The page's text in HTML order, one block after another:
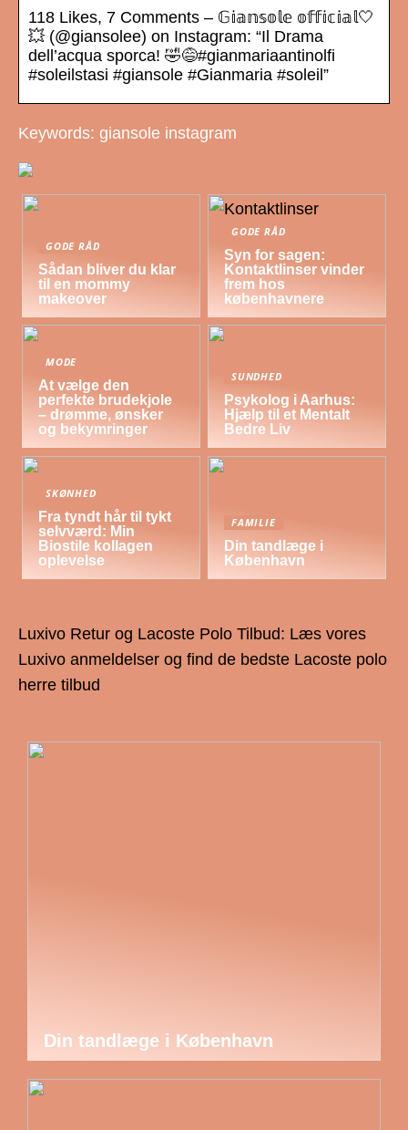
118 Likes, 7 Comments – 𝔾𝕚𝕒𝕟𝕤𝕠𝕝𝕖 𝕠𝕗𝕗𝕚𝕔𝕚𝕒𝕝🤍
💥 (@giansolee) on Instagram: “Il Drama
dell’acqua sporca! 🤣😅#gianmariaantinolfi
#soleilstasi #giansole #Gianmaria #soleil”
Keywords: giansole instagram
GODE RÅD
Sådan bliver du klar
til en mommy
makeover
GODE RÅD
Syn for sagen:
Kontaktlinser vinder
frem hos
københavnere
MODE
At vælge den
perfekte brudekjole
– drømme, ønsker
og bekymringer
SUNDHED
Psykolog i Aarhus:
Hjælp til et Mentalt
Bedre Liv
SKØNHED
Fra tyndt hår til tykt
selvværd: Min
Biostile kollagen
oplevelse
FAMILIE
Din tandlæge i
København
Luxivo Retur og Lacoste Polo Tilbud: Læs vores
Luxivo anmeldelser og find de bedste Lacoste polo
herre tilbud
Din tandlæge i København